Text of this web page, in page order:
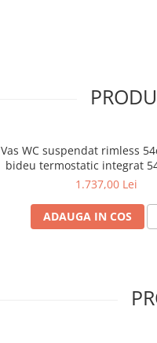
Vas WC suspendat rimless
bideu termostatic integrat
7041B003-7211
1.737,00 Lei
ADAUGA IN COS